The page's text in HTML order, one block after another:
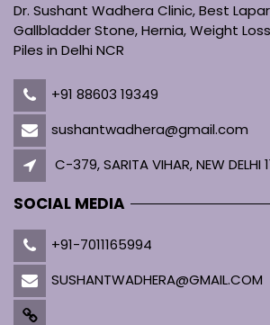
Dr. Sushant Wadhera Clinic, Best
Gallbladder Stone, Hernia, Weight
Piles in Delhi NCR
+91 88603 19349
sushantwadhera@gmail.com
C-379, SARITA VIHAR, NEW DELHI
SOCIAL MEDIA
+91-7011165994
SUSHANTWADHERA@GMAIL.COM